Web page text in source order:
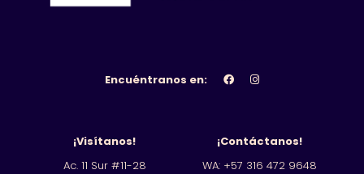
Encuéntranos en:
¡Visítanos!
Ac. 11 Sur #11-28
¡Contáctanos!
WA: +57 316 472 9648